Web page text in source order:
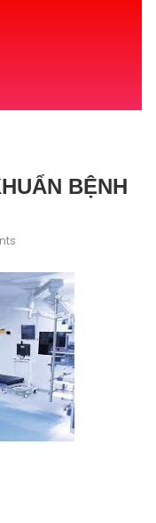
BỆNH